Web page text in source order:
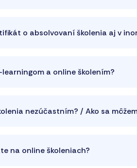
o absolvovaní školenia aj v
a online školením?
nezúčastním? / Ako sa
na online školeniach?